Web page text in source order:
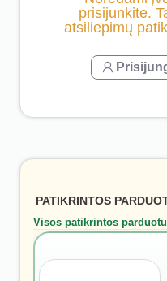
prisijunkite.
atsiliepimų
PATIKRINTOS
Visos patikrintos